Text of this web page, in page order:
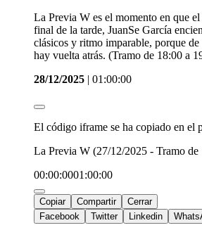
La Previa W es el momento en que
final de la tarde, JuanSe García
clásicos y ritmo imparable, porque
hay vuelta atrás. (Tramo de 18:00 a
28/12/2025 | 01:00:00
El código iframe se ha copiado en el
La Previa W (27/12/2025 - Tramo de
00:00:0001:00:00
Copiar Compartir
Cerrar
Facebook
Twitter Linkedin